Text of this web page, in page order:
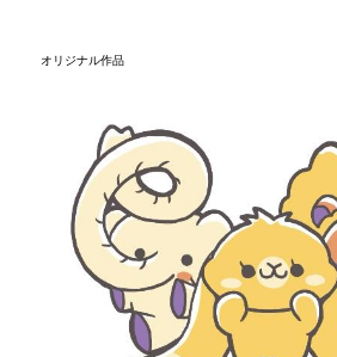
オリジナル作品